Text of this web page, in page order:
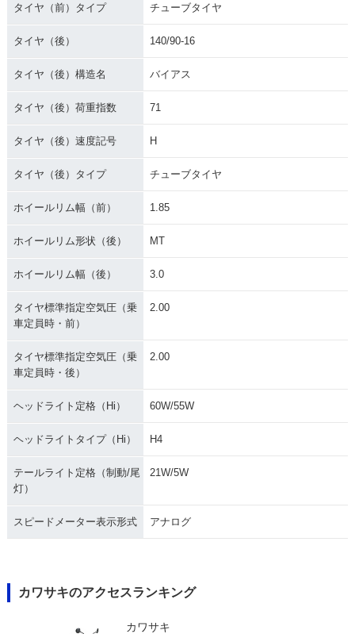
タイヤ（前）タイプ チューブタイヤ
タイヤ（後） 140/90-16
タイヤ（後）構造名 バイアス
タイヤ（後）荷重指数 71
タイヤ（後）速度記号 H
タイヤ（後）タイプ チューブタイヤ
ホイールリム幅（前） 1.85
ホイールリム形状（後） MT
ホイールリム幅（後） 3.0
タイヤ標準指定空気圧（乗
車定員時・前）
2.00
タイヤ標準指定空気圧（乗
車定員時・後）
2.00
ヘッドライト定格（Hi） 60W/55W
ヘッドライトタイプ（Hi） H4
テールライト定格（制動/尾
灯）
21W/5W
スピードメーター表示形式 アナログ
カワサキのアクセスランキング
カワサキ